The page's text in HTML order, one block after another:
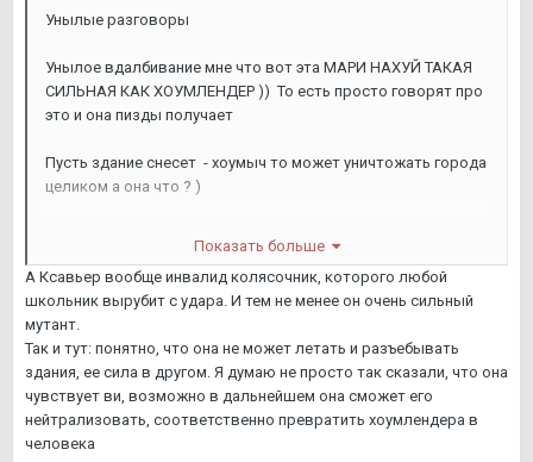
Унылые разговоры
Унылое вдалбивание мне что вот эта МАРИ НАХУЙ ТАКАЯ
СИЛЬНАЯ КАК ХОУМЛЕНДЕР )) То есть просто говорят про
это и она пизды получает
Пусть здание снесет - хоумыч то может уничтожать города
целиком а она что ? )
Я уверен что условный дип эту мари просто в пол втопчет
их и викинг разъебал который там мид тир C супер герой )
Показать больше
А Ксавьер вообще инвалид колясочник, которого любой
школьник вырубит с удара. И тем не менее он очень сильный
мутант.
Так и тут: понятно, что она не может летать и разъебывать
здания, ее сила в другом. Я думаю не просто так сказали, что она
чувствует ви, возможно в дальнейшем она сможет его
нейтрализовать, соответственно превратить хоумлендера в
человека